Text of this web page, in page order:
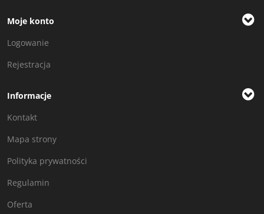
Moje konto
Logowanie
Rejestracja
Informacje
Kontakt
Mapa strony
Polityka prywatności
Regulamin
Oferta